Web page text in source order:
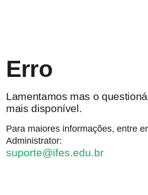
Erro
Lamentamos mas o
mais disponível.
Para maiores informações, entre
Administrator:
suporte@ifes.edu.br